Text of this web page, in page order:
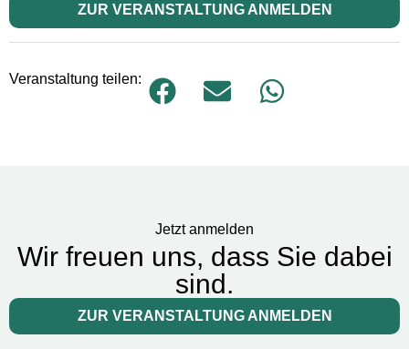
ZUR VERANSTALTUNG ANMELDEN
Veranstaltung teilen:
Jetzt anmelden
Wir freuen uns, dass Sie dabei
sind.
ZUR VERANSTALTUNG ANMELDEN